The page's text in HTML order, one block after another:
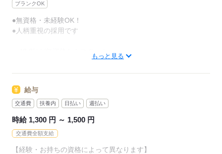
の補充・運搬 など
カンタンなお仕事ばかり。
お仕事に慣れてきたら、少しずつ
専門的なこともお任せしていきます。
（食事・入浴・お手洗いのサポートなど）
きちんと経験を積めば、
あなたもはじめてみませんか？
ブランクOK
●無資格・未経験OK！
●人柄重視の採用です
・56.7％が未経験からスタート
スクールもありますし、
働ける職場をご紹介するなど、
介護未経験の方を全力でバックアップします！
もっと見る
給与
交通費 扶養内 日払い 週払い
時給 1,300 円 ～ 1,500 円
交通費全額支給
【経験・お持ちの資格によって異なります】